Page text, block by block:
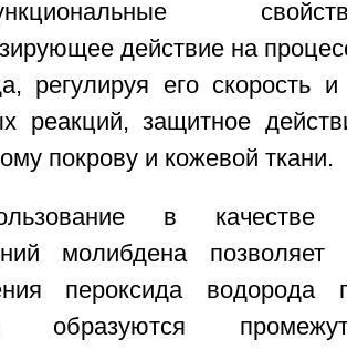
действие на
регулируя его скорость
реакций, защитное
покрову и кожевой ткани.
в качестве
молибдена позволяет
пероксида водорода
образуются